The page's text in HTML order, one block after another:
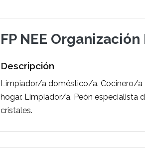
FP NEE
Descripción
Limpiador/a doméstico/a. Cocinero/
hogar. Limpiador/a. Peón especialista
cristales.